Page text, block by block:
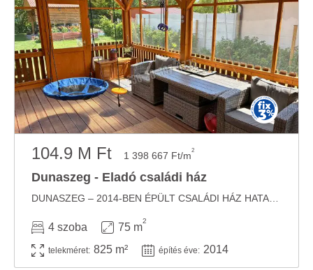
104.9 M Ft 1 398 667 Ft/m2
Dunaszeg - Eladó családi ház
4 szoba 75 m
2
telekméret: 825 m² építés éve: 2014